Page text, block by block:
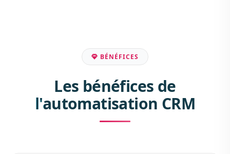
BÉNÉFICES
Les bénéfices de
l'automatisation CRM